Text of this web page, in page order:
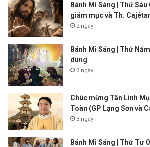
Bánh Mì Sáng | Thứ
giám mục và Th.
2 ngày
Bánh Mì Sáng | Thứ
dung
3 ngày
Chúc mừng Tân Linh
Toàn (GP Lạng Sơn và
3 ngày
Bánh Mì Sáng | Thứ Tư